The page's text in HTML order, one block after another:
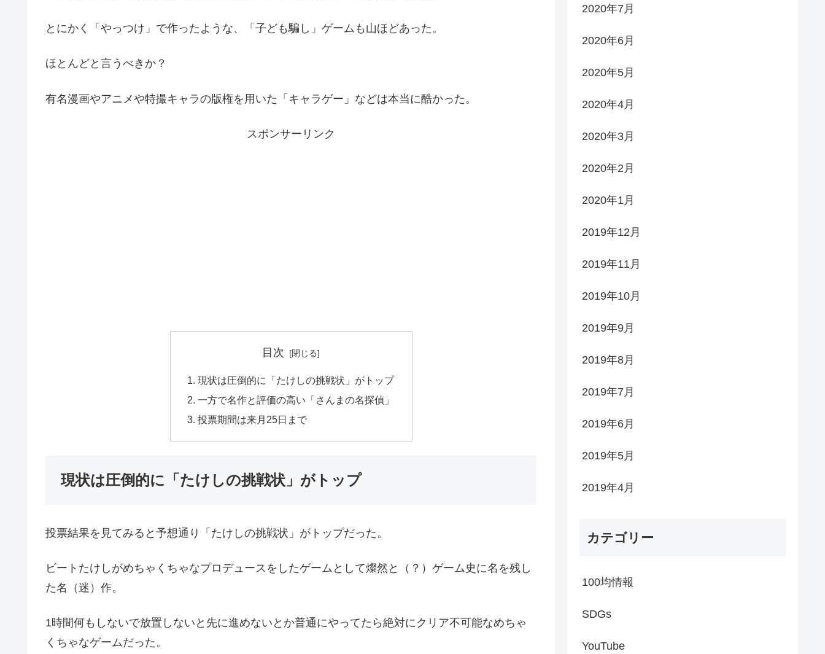
とにかく「やっつけ」で作ったような、「子ども騙し」ゲームも山ほどあった。
ほとんどと言うべきか？
有名漫画やアニメや特撮キャラの版権を用いた「キャラゲー」などは本当に酷かった。
スポンサーリンク
目次
現状は圧倒的に「たけしの挑戦状」がトップ
一方で名作と評価の高い「さんまの名探偵」
投票期間は来月25日まで
現状は圧倒的に「たけしの挑戦状」がトップ
投票結果を見てみると予想通り「たけしの挑戦状」がトップだった。
ビートたけしがめちゃくちゃなプロデュースをしたゲームとして燦然と（？）ゲーム史に名を残し
た名（迷）作。
1時間何もしないで放置しないと先に進めないとか普通にやってたら絶対にクリア不可能なめちゃ
くちゃなゲームだった。
2020年7月
2020年6月
2020年5月
2020年4月
2020年3月
2020年2月
2020年1月
2019年12月
2019年11月
2019年10月
2019年9月
2019年8月
2019年7月
2019年6月
2019年5月
2019年4月
カテゴリー
100均情報
SDGs
YouTube